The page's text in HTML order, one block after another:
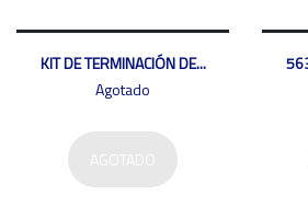
KIT DE TERMINACIÓN DE...
Agotado